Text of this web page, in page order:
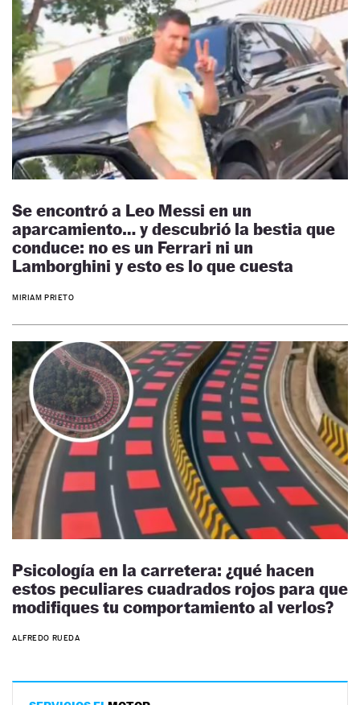
Se encontró a Leo Messi en un
aparcamiento… y descubrió la bestia que
conduce: no es un Ferrari ni un
Lamborghini y esto es lo que cuesta
MIRIAM PRIETO
Psicología en la carretera: ¿qué hacen
estos peculiares cuadrados rojos para que
modifiques tu comportamiento al verlos?
ALFREDO RUEDA